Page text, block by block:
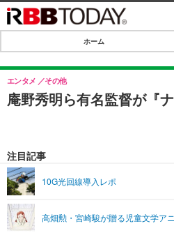
IT・デジタル
SPEED TEST
ライフ
リリース一覧
プッシュ通知の停止方法
ホーム
庵野秀明ら有名監督が『
エンタメ その他
注目記事
10G光回線導入レポ
高畑勲・宮崎駿が贈る児童文学ア